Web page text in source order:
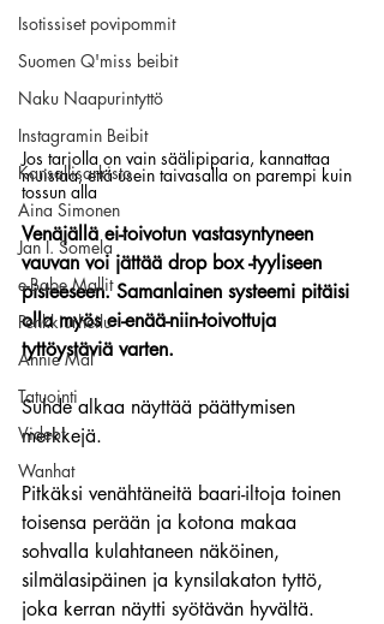
Isotissiset povipommit
Suomen Q'miss beibit
Naku Naapurintyttö
Instagramin Beibit
Kansallisarkisto
Aina Simonen
Jan I. Somela
e-Babe Mallit
Penkkiurheilu
Annie Mål
Tatuointi
Videot
Wanhat
Jos tarjolla on vain säälipiparia, kannattaa
muistaa, että usein taivasalla on parempi kuin
tossun alla
Venäjällä ei-toivotun vastasyntyneen
vauvan voi jättää drop box -tyyliseen
pisteeseen. Samanlainen systeemi pitäisi
olla myös ei-enää-niin-toivottuja
tyttöystäviä varten.
Suhde alkaa näyttää päättymisen
merkkejä.
Pitkäksi venähtäneitä baari-iltoja toinen
toisensa perään ja kotona makaa
sohvalla kulahtaneen näköinen,
silmälasipäinen ja kynsilakaton tyttö,
joka kerran näytti syötävän hyvältä.